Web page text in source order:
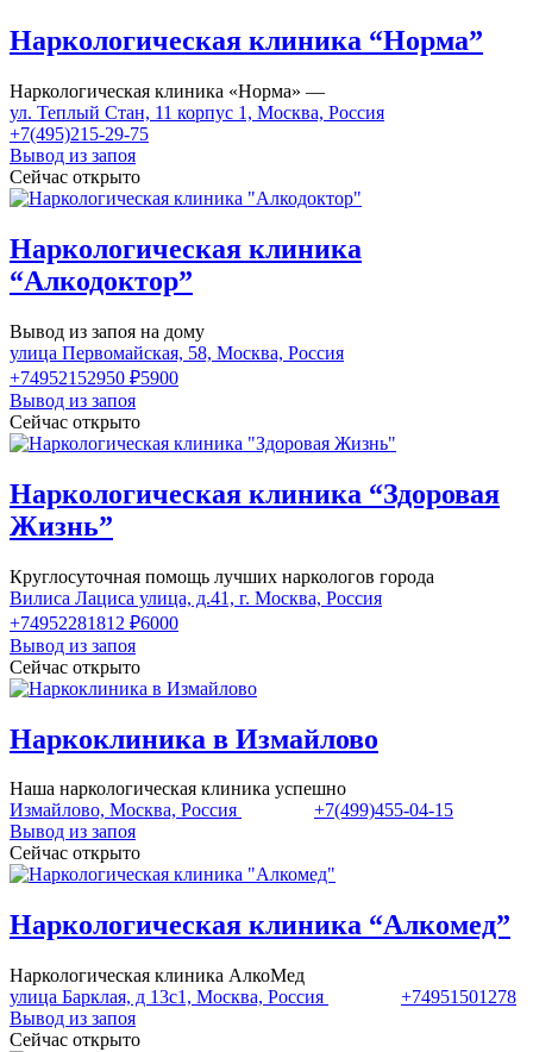
Наркологическая клиника “Норма”
Наркологическая клиника «Норма» —
ул. Теплый Стан, 11 корпус 1, Москва, Россия
+7(495)215-29-75
Вывод из запоя
Сейчас открыто
Наркологическая клиника
“Алкодоктор”
Вывод из запоя на дому
улица Первомайская, 58, Москва, Россия
+74952152950 ₽5900
Вывод из запоя
Сейчас открыто
Наркологическая клиника “Здоровая
Жизнь”
Круглосуточная помощь лучших наркологов города
Вилиса Лациса улица, д.41, г. Москва, Россия
+74952281812 ₽6000
Вывод из запоя
Сейчас открыто
Наркоклиника в Измайлово
Наша наркологическая клиника успешно
Измайлово, Москва, Россия
+7(499)455-04-15
Вывод из запоя
Сейчас открыто
Наркологическая клиника “Алкомед”
Наркологическая клиника АлкоМед
улица Барклая, д 13с1, Москва, Россия
+74951501278
Вывод из запоя
Сейчас открыто